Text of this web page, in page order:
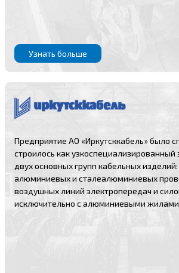
Узнать больше
Предприятие АО «Иркутсккабель» было
строилось как узкоспециализированный
двух основных групп кабельных
алюминиевых и сталеалюминиевых
воздушных линий электропередач и
исключительно с алюминиевыми жилами